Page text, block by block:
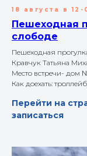
18 августа в 12-
Пешеходная
слободе
Пешеходная
Кравчук Татьяна
Место встречи- дом
Как доехать:
Перейти на
записаться